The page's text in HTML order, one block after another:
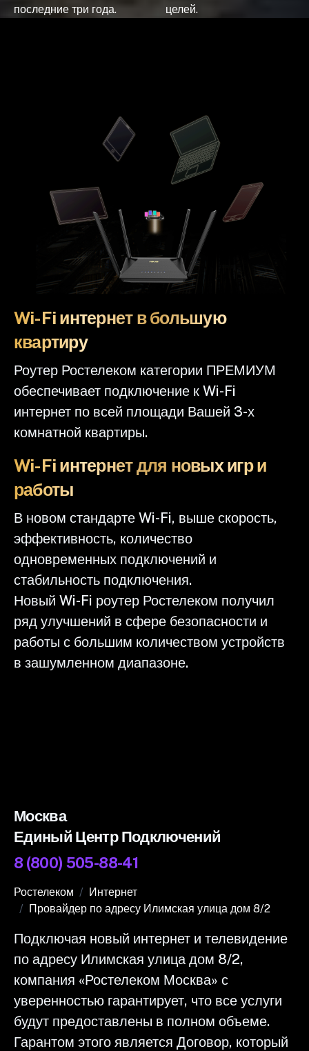
последние три года.
целей.
Wi-Fi интернет в большую
квартиру
Роутер Ростелеком категории ПРЕМИУМ
обеспечивает подключение к Wi-Fi
интернет по всей площади Вашей 3-х
комнатной квартиры.
Wi-Fi интернет для новых игр и
работы
В новом стандарте Wi-Fi, выше скорость,
эффективность, количество
одновременных подключений и
стабильность подключения.
Новый Wi-Fi роутер Ростелеком получил
ряд улучшений в сфере безопасности и
работы с большим количеством устройств
в зашумленном диапазоне.
Москва
Единый Центр Подключений
8 (800) 505-88-41
Ростелеком
Интернет
Провайдер по адресу Илимская улица дом 8/2
Подключая новый интернет и телевидение
по адресу Илимская улица дом 8/2,
компания «Ростелеком Москва» с
уверенностью гарантирует, что все услуги
будут предоставлены в полном объеме.
Гарантом этого является Договор, который